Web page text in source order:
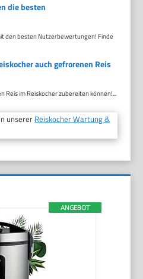
die besten
den besten Nutzerbewertungen! Finde
auch gefrorenen Reis
Reis im Reiskocher zubereiten können!...
unserer Reiskocher Wartung &
ANGEBOT